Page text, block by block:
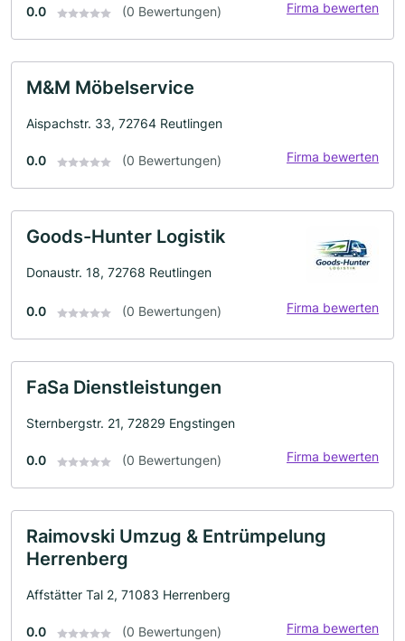
0.0 (0 Bewertungen) Firma bewerten
M&M Möbelservice
Aispachstr. 33, 72764 Reutlingen
0.0 (0 Bewertungen) Firma bewerten
Goods-Hunter Logistik
Donaustr. 18, 72768 Reutlingen
0.0 (0 Bewertungen) Firma bewerten
FaSa Dienstleistungen
Sternbergstr. 21, 72829 Engstingen
0.0 (0 Bewertungen) Firma bewerten
Raimovski Umzug & Entrümpelung
Herrenberg
Affstätter Tal 2, 71083 Herrenberg
0.0 (0 Bewertungen) Firma bewerten